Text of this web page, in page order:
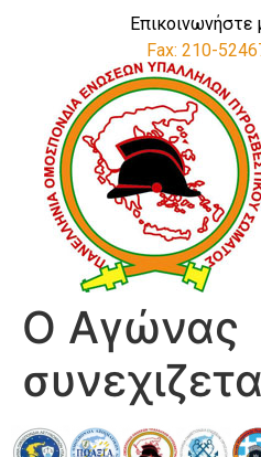
Επικοινωνήστε
Fax: 210-
Ο Αγώνας